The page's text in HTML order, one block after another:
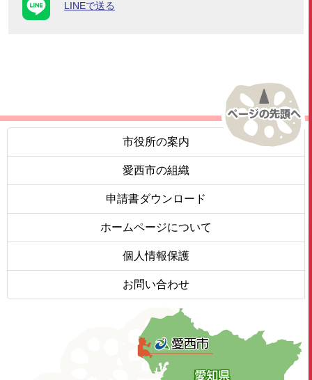
LINEで送る
市役所の案内
愛西市の組織
申請書ダウンロード
ホームページについて
個人情報保護
お問い合わせ